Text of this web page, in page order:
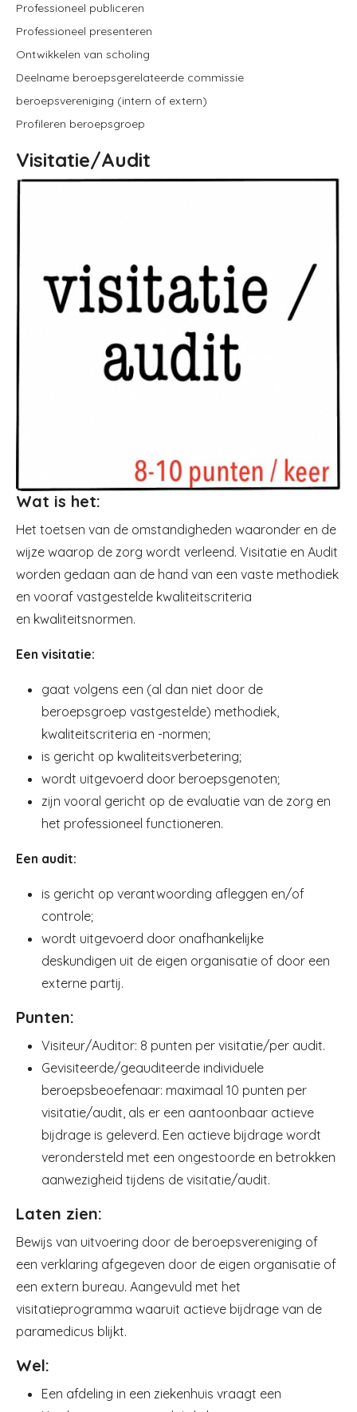
Professioneel publiceren
Professioneel presenteren
Ontwikkelen van scholing
Deelname beroepsgerelateerde commissie
beroepsvereniging (intern of extern)
Profileren beroepsgroep
Visitatie/Audit
Wat is het:
Het toetsen van de omstandigheden waaronder en de
wijze waarop de zorg wordt verleend. Visitatie en Audit
worden gedaan aan de hand van een vaste methodiek
en vooraf vastgestelde kwaliteitscriteria
en kwaliteitsnormen.
Een visitatie:
gaat volgens een (al dan niet door de
beroepsgroep vastgestelde) methodiek,
kwaliteitscriteria en -normen;
is gericht op kwaliteitsverbetering;
wordt uitgevoerd door beroepsgenoten;
zijn vooral gericht op de evaluatie van de zorg en
het professioneel functioneren.
Een audit:
is gericht op verantwoording afleggen en/of
controle;
wordt uitgevoerd door onafhankelijke
deskundigen uit de eigen organisatie of door een
externe partij.
Punten:
Visiteur/Auditor: 8 punten per visitatie/per audit.
Gevisiteerde/geauditeerde individuele
beroepsbeoefenaar: maximaal 10 punten per
visitatie/audit, als er een aantoonbaar actieve
bijdrage is geleverd. Een actieve bijdrage wordt
verondersteld met een ongestoorde en betrokken
aanwezigheid tijdens de visitatie/audit.
Laten zien:
Bewijs van uitvoering door de beroepsvereniging of
een verklaring afgegeven door de eigen organisatie of
een extern bureau. Aangevuld met het
visitatieprogramma waaruit actieve bijdrage van de
paramedicus blijkt.
Wel:
Een afdeling in een ziekenhuis vraagt een